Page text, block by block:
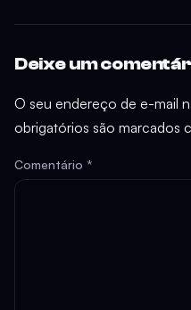
Deixe um
O seu endereço de e-mail
obrigatórios são marcados
Comentário *